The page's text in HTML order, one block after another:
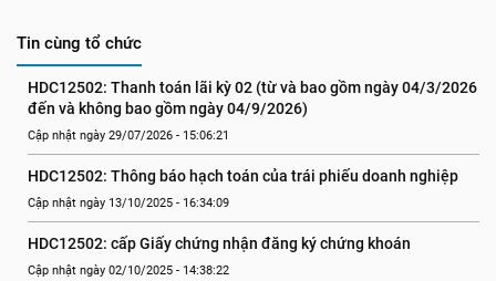
Tin cùng tổ chức
HDC12502: Thanh toán lãi kỳ 02 (từ và bao gồm ngày 04/3/2026
đến và không bao gồm ngày 04/9/2026)
Cập nhật ngày 29/07/2026 - 15:06:21
HDC12502: Thông báo hạch toán của trái phiếu doanh nghiệp
Cập nhật ngày 13/10/2025 - 16:34:09
HDC12502: cấp Giấy chứng nhận đăng ký chứng khoán
Cập nhật ngày 02/10/2025 - 14:38:22